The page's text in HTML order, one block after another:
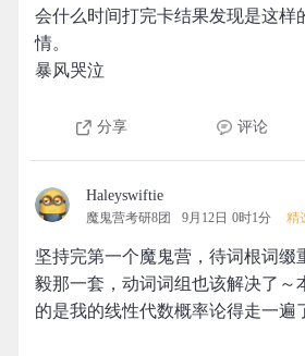
会什么时间打完卡结果发现是这样
情。
暴风哭泣
分享 评论
Haleyswiftie
魔鬼营考研8团 9月12日 0时1分 精
坚持完第一个魔鬼营，待词根词缀
毅那一套，动词词组也该解决了～
的是我的线性代数概率论得走一